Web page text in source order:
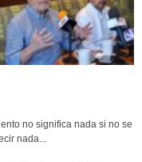
no significa nada si no se
nada...